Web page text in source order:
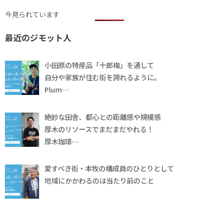
今見られています
最近のジモット人
小田原の特産品「十郎梅」を通して
自分や家族が住む街を誇れるように。
Plum…
絶妙な田舎、都心との距離感や規模感
厚木のリソースでまだまだやれる！
厚木珈琲…
愛すべき街・本牧の構成員のひとりとして
地域にかかわるのは当たり前のこと